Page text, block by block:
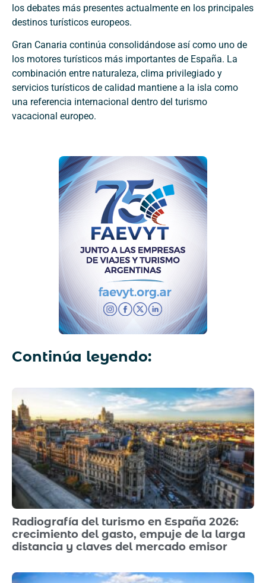
los debates más presentes actualmente en los principales
destinos turísticos europeos.
Gran Canaria continúa consolidándose así como uno de
los motores turísticos más importantes de España. La
combinación entre naturaleza, clima privilegiado y
servicios turísticos de calidad mantiene a la isla como
una referencia internacional dentro del turismo
vacacional europeo.
Continúa leyendo:
Radiografía del turismo en España 2026:
crecimiento del gasto, empuje de la larga
distancia y claves del mercado emisor